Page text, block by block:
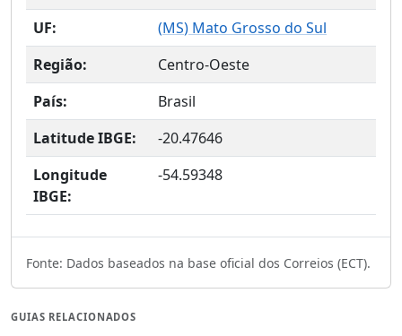
UF: (MS) Mato Grosso do Sul
Região:
Centro-Oeste
País:
Brasil
Latitude IBGE:
-20.47646
Longitude
IBGE:
-54.59348
Fonte: Dados baseados na base oficial dos Correios (ECT).
GUIAS RELACIONADOS